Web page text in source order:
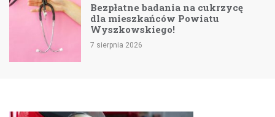
Bezpłatne badania na cukrzycę
dla mieszkańców Powiatu
Wyszkowskiego!
7 sierpnia 2026